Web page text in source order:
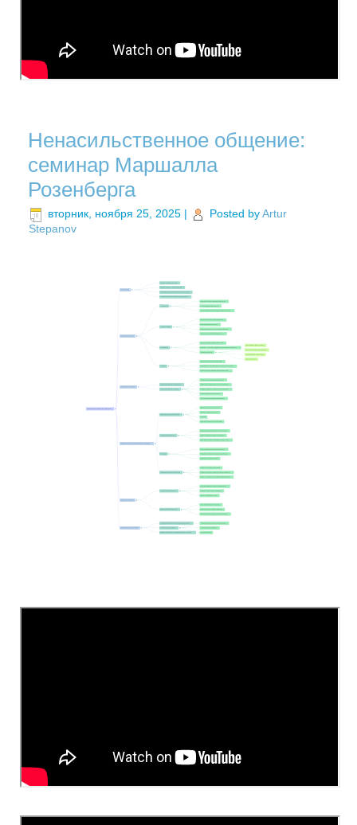
Ненасильственное общение:
семинар Маршалла
Розенберга
вторник, ноября 25, 2025 | Posted byArtur
Stepanov